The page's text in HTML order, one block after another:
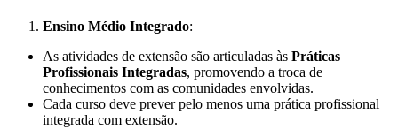
Ensino Médio Integrado:
As atividades de extensão são articuladas às Práticas
Profissionais Integradas, promovendo a troca de
conhecimentos com as comunidades envolvidas.
Cada curso deve prever pelo menos uma prática profissional
integrada com extensão.